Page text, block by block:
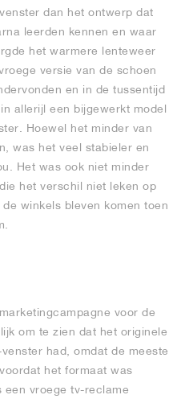
dan het ontwerp dat
leerden kennen en waar
het warmere lenteweer
versie van de schoen
en in de tussentijd
allerijl een bijgewerkt model
Hoewel het minder van
was het veel stabieler en
Het was ook niet minder
het verschil niet leken op
winkels bleven komen toen
voor de
om te zien dat het originele
had, omdat de meeste
het formaat was
een vroege tv-reclame